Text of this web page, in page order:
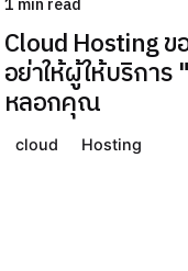
1 min read
Cloud Hosting
อย่าให้ผู้ให้บริการ
หลอกคุณ
cloud Hosting